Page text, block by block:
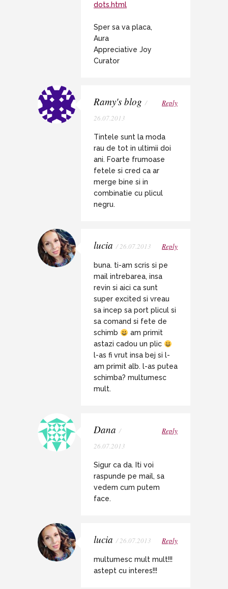
dots.html
Sper sa va placa,
Aura
Appreciative Joy
Curator
Ramy's blog /
26.07.2013
Reply
Tintele sunt la moda
rau de tot in ultimii doi
ani. Foarte frumoase
fetele si cred ca ar
merge bine si in
combinatie cu plicul
negru.
lucia / 26.07.2013 Reply
buna. ti-am scris si pe
mail intrebarea, insa
revin si aici ca sunt
super excited si vreau
sa incep sa port plicul si
sa comand si fete de
schimb
am primit
astazi cadou un plic
l-as fi vrut insa bej si l-
am primit alb. l-as putea
schimba? multumesc
mult.
Dana /
26.07.2013
Reply
Sigur ca da. Iti voi
raspunde pe mail, sa
vedem cum putem
face.
lucia / 26.07.2013 Reply
multumesc mult mult!!!
astept cu interes!!!